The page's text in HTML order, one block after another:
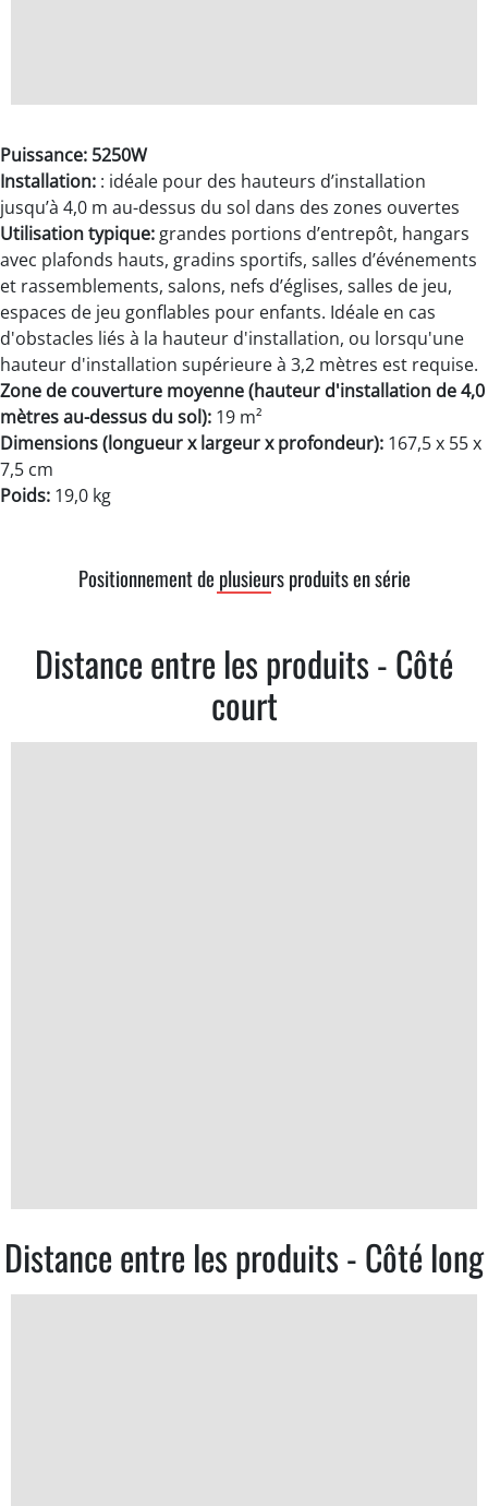
Puissance: 5250W
Installation: : idéale pour des hauteurs d’installation
jusqu’à 4,0 m au-dessus du sol dans des zones ouvertes
Utilisation typique: grandes portions d’entrepôt, hangars
avec plafonds hauts, gradins sportifs, salles d’événements
et rassemblements, salons, nefs d’églises, salles de jeu,
espaces de jeu gonflables pour enfants. Idéale en cas
d'obstacles liés à la hauteur d'installation, ou lorsqu'une
hauteur d'installation supérieure à 3,2 mètres est requise.
Zone de couverture moyenne (hauteur d'installation de 4,0
mètres au-dessus du sol): 19 m²
Dimensions (longueur x largeur x profondeur): 167,5 x 55 x
7,5 cm
Poids: 19,0 kg
Positionnement de plusieurs produits en série
Distance entre les produits - Côté
court
Distance entre les produits - Côté long